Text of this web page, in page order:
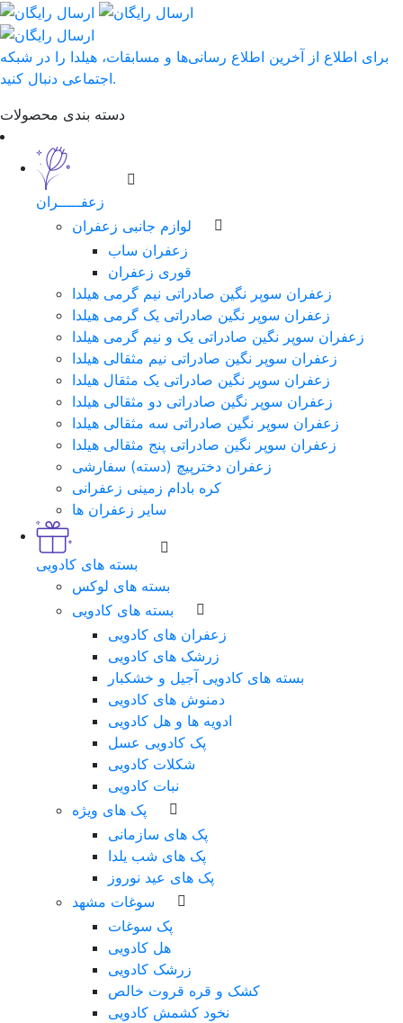
برای اطلاع از آخرین اطلاع رسانی‌ها و مسابقات، هیلدا را در شبکه
اجتماعی دنبال کنید.
دسته بندی محصولات
زعفـــــران
لوازم جانبی زعفران
زعفران ساب
قوری زعفران
زعفران سوپر نگین صادراتی نیم گرمی هیلدا
زعفران سوپر نگین صادراتی یک گرمی هیلدا
زعفران سوپر نگین صادراتی یک و نیم گرمی هیلدا
زعفران سوپر نگین صادراتی نیم مثقالی هیلدا
زعفران سوپر نگین صادراتی یک مثقال هیلدا
زعفران سوپر نگین صادراتی دو مثقالی هیلدا
زعفران سوپر نگین صادراتی سه مثقالی هیلدا
زعفران سوپر نگین صادراتی پنج مثقالی هیلدا
زعفران دخترپیچ (دسته) سفارشی
کره بادام زمینی زعفرانی
سایر زعفران ها
بسته های کادویی
بسته های لوکس
بسته های کادویی
زعفران های کادویی
زرشک های کادویی
بسته های کادویی آجیل و خشکبار
دمنوش های کادویی
ادویه ها و هل کادویی
پک کادویی عسل
شکلات کادویی
نبات کادویی
پک های ویژه
پک های سازمانی
پک های شب یلدا
پک های عید نوروز
سوغات مشهد
پک سوغات
هل کادویی
زرشک کادویی
کشک و قره قروت خالص
نخود کشمش کادویی